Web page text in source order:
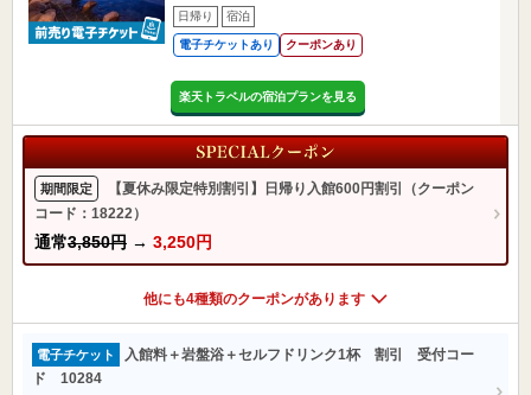
日帰り 宿泊
電子チケットあり クーポンあり
楽天トラベルの宿泊プランを見る
期間限定
【夏休み限定特別割引】日帰り入館600円割引（クーポン
コード：18222）
通常3,850円 → 3,250円
他にも4種類のクーポンがあります
電子チケット
入館料＋岩盤浴＋セルフドリンク1杯 割引 受付コー
ド 10284